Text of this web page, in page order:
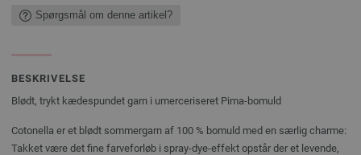
Spørgsmål om denne artikel?
BESKRIVELSE
Blødt, trykt kædespundet garn i umerceriseret Pima-bomuld
Cotonella er et blødt sommergarn af 100 % bomuld med en særlig charme:
Takket være det fine farveforløb i spray-dye-effekt opstår der et levende,